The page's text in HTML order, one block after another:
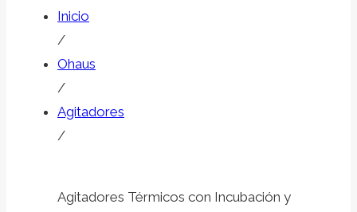
Inicio
/
Ohaus
/
Agitadores
/
Agitadores Térmicos con Incubación y